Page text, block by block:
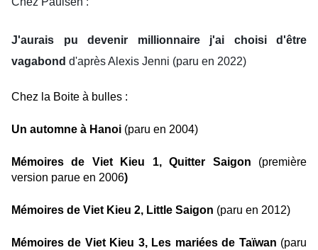
J'aurais pu devenir millionnaire j'ai choisi d'être
vagabond d'après Alexis Jenni (paru en 2022)
Chez la Boite à bulles :
Un automne à Hanoi (paru en 2004)
Mémoires de Viet Kieu 1, Quitter Saigon (première
version parue en 2006)
Mémoires de Viet Kieu 2, Little Saigon (paru en 2012)
Mémoires de Viet Kieu 3, Les mariées de Taïwan (paru